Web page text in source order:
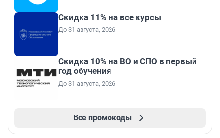
Скидка 11% на все курсы
До 31 августа, 2026
Скидка 10% на ВО и СПО в первый
год обучения
До 31 августа, 2026
Все промокоды